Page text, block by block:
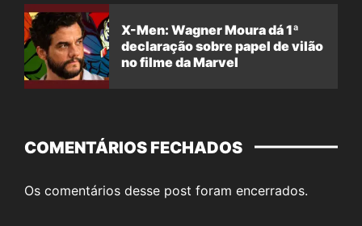
X-Men: Wagner Moura dá 1ª
declaração sobre papel de vilão
no filme da Marvel
COMENTÁRIOS FECHADOS
Os comentários desse post foram encerrados.